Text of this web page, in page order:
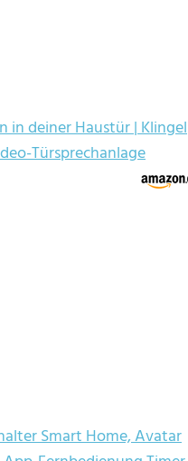
in deiner Haustür | Klingel
Türsprechanlage
Smart Home, Avatar